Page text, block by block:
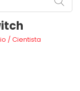
/Cientista